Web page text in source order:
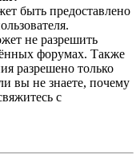
быть предоставлено
не разрешить
форумах. Также
разрешено только
вы не знаете, почему
с